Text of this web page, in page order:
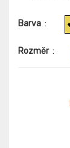
Barva :
Rozměr :